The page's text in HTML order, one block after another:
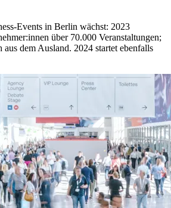
Events in Berlin wächst: 2023
über 70.000 Veranstaltungen;
aus dem Ausland. 2024 startet ebenfalls